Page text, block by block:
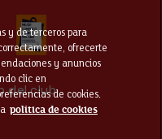
del club
y de terceros para
ofrecerte
y anuncios
clic en
de cookies.
política de cookies